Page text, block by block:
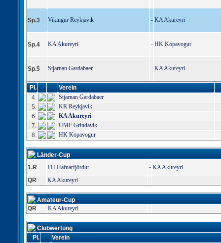
Sp.3 Vikingur Reykjavik - KA Akureyri
Sp.4 KA Akureyri - HK Kopavogur
Sp.5 Stjarnan Gardabaer - KA Akureyri
Pl. Verein
4.
Stjarnan Gardabaer
5.
KR Reykjavik
6.
KA Akureyri
7.
UMF Grindavik
8.
HK Kopavogur
Länder-Cup
1.R
FH Hafnarfjördur - KA Akureyri
QR
KA Akureyri
Amateur-Cup
QR
KA Akureyri
Clubwertung
Pl.
Verein